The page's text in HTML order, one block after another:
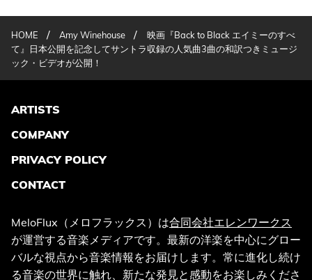
HOME / Amy Winehouse /
映画『Back to Black エイミーのすべ
て』日本公開を記念してサントラ収録の人気曲3曲の和訳つきミュージ
ック・ビデオが公開！
ARTISTS
COMPANY
PRIVACY POLICY
CONTACT
MeloFlux（メロフラックス）は合同会社エレンワークス
が運営する音楽メディアです。最新の洋楽を中心にグロー
バルな視点から音楽情報をお届けします。常に進化し続け
る音楽の世界に触れ、新たな発見と感動をお楽しみくださ